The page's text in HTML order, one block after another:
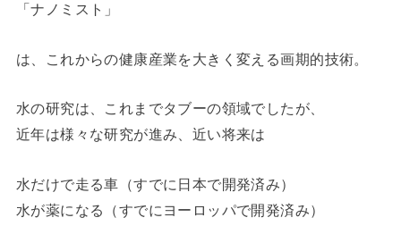
「ナノミスト」
は、これからの健康産業を大きく変える画期的技術。
水の研究は、これまでタブーの領域でしたが、
近年は様々な研究が進み、近い将来は
水だけで走る車（すでに日本で開発済み）
水が薬になる（すでにヨーロッパで開発済み）